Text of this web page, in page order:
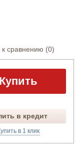
к сравнению (0)
Купить
в кредит
в 1 клик